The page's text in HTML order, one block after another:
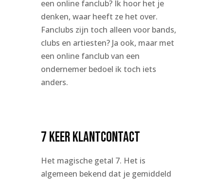
een online fanclub? Ik hoor het je
denken, waar heeft ze het over.
Fanclubs zijn toch alleen voor bands,
clubs en artiesten? Ja ook, maar met
een online fanclub van een
ondernemer bedoel ik toch iets
anders.
7 keer klantcontact
Het magische getal 7. Het is
algemeen bekend dat je gemiddeld